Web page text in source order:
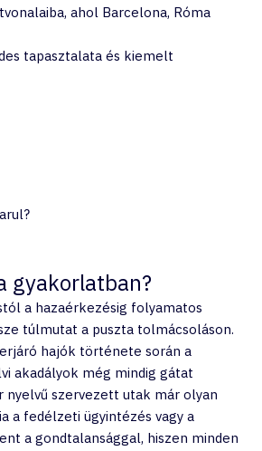
ahol Barcelona, Róma
tapasztalata és kiemelt
gyakorlatban?
a hazaérkezésig folyamatos
túlmutat a puszta tolmácsoláson.
hajók története során a
akadályok még mindig gátat
szervezett utak már olyan
a fedélzeti ügyintézés vagy a
a gondtalansággal, hiszen minden